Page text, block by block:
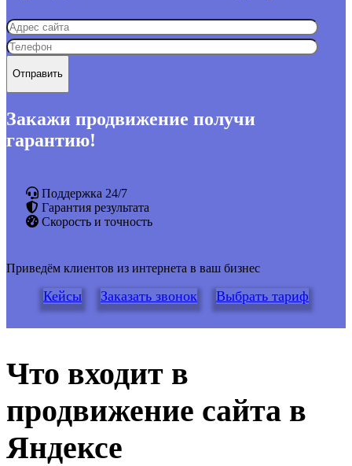
Закажи продвижение получи
гарантию!
Поддержка 24/7
Гарантия результата
Скорость и точность
Приведём клиентов из интернета в ваш бизнес
Кейсы Заказать звонок Выбрать тариф
Что входит в
продвижение сайта в
Яндексе